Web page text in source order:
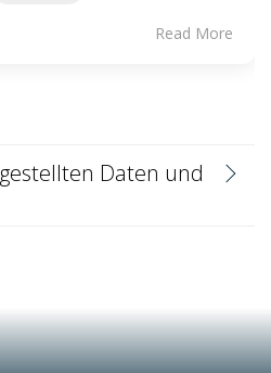
Read More
Daten und